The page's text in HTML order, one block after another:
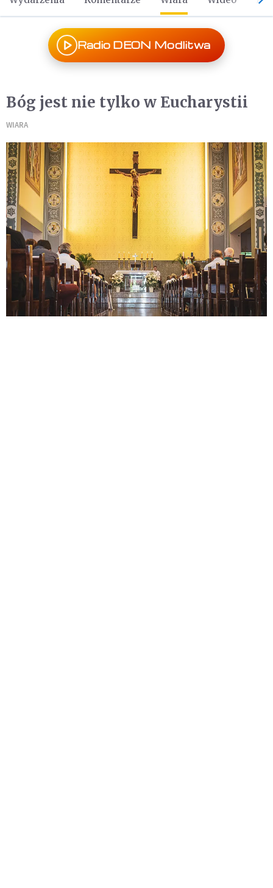
Radio DEON Modlitwa
Bóg jest nie tylko w Eucharystii
WIARA